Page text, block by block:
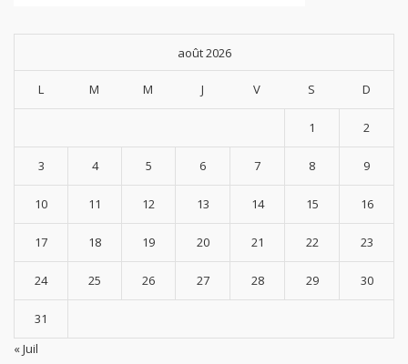
août 2026
L M M J V S D
1 2
3 4 5 6 7 8 9
10 11 12 13 14 15 16
17 18 19 20 21 22 23
24 25 26 27 28 29 30
31
« Juil